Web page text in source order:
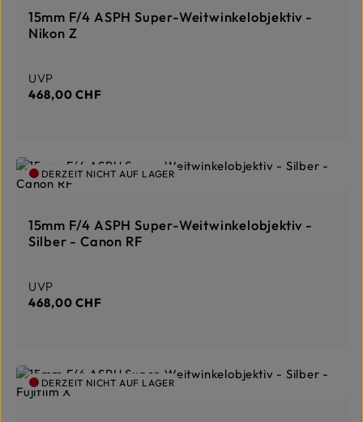
15mm F/4 ASPH Super-Weitwinkelobjektiv -
Nikon Z
Regulärer Preis:
UVP
468,00 CHF
DERZEIT NICHT AUF LAGER
15mm F/4 ASPH Super-Weitwinkelobjektiv -
Silber - Canon RF
Regulärer Preis:
UVP
468,00 CHF
DERZEIT NICHT AUF LAGER